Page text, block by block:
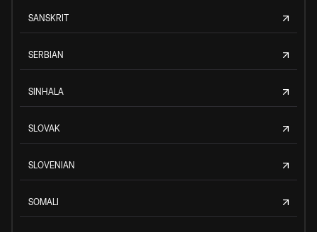
SANSKRIT
SERBIAN
SINHALA
SLOVAK
SLOVENIAN
SOMALI